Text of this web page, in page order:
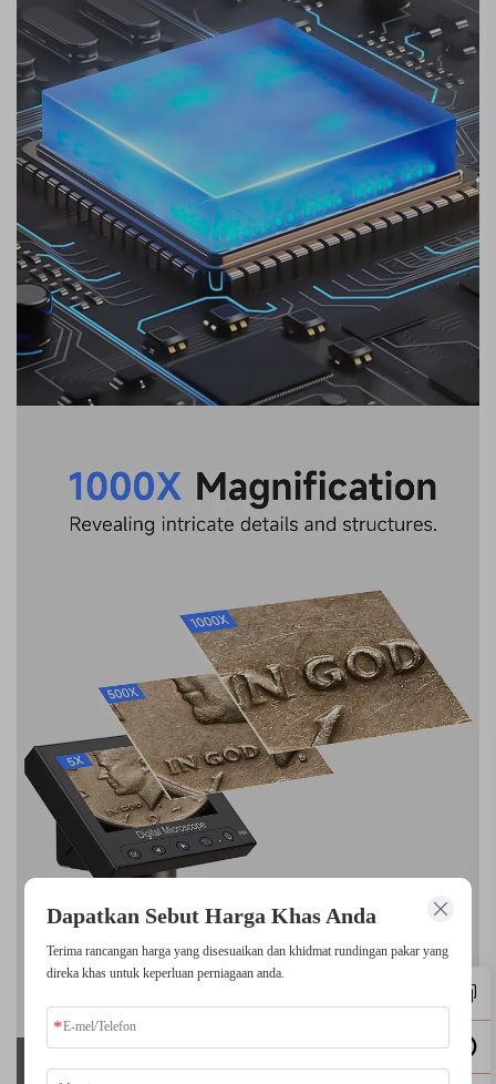
Dapatkan Sebut Harga Khas Anda
Terima rancangan harga yang disesuaikan dan khidmat rundingan pakar yang
direka khas untuk keperluan perniagaan anda.